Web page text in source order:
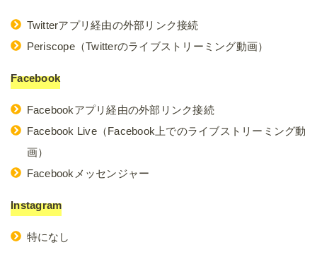
Twitterアプリ経由の外部リンク接続
Periscope（Twitterのライブストリーミング動画）
Facebook
Facebookアプリ経由の外部リンク接続
Facebook Live（Facebook上でのライブストリーミング動
画）
Facebookメッセンジャー
Instagram
特になし